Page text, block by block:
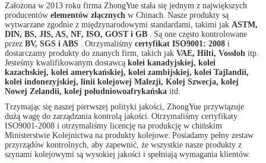
Założona w 2013 roku firma ZhongYue stała się jednym z największych
producentów elementów złącznych w Chinach. Nasze produkty są
wytwarzane zgodnie z międzynarodowymi standardami, takimi jak ASTM,
DIN, BS, JIS, AS, NF, ISO, GOST i GB
Są one często kontrolowane
przez BV, SGS i ABS Otrzymaliśmy certyfikat ISO9001: 2008 i
dostarczamy produkty do znanych firm, takich jak VAE, Hilti, Vossloh itp.
Jesteśmy kwalifikowanym dostawcą kolei kanadyjskiej, kolei
kazachskiej, kolei amerykańskiej, kolei zambijskiej, kolei Tajlandii,
kolei indonezyjskiej, linii kolejowej Malezji, Kolej Szwecja, kolej
Nowej Zelandii, kolej południowoafrykańska itd.
Trzymając się naszej pierwszej polityki jakości, ZhongYue przywiązuje
dużą wagę do zarządzania kontrolą jakości. Otrzymaliśmy certyfikaty
ISO9001-2008 i otrzymaliśmy licencję na produkcję w chińskim
Ministerstwie Kolejnictwa na produkty kolejowe. Posiadamy pełny zestaw
przyrządów kontrolnych, aby zapewnić, że wszystkie nasze produkty z
szynami kolejowymi są wysokiej jakości i spełniają wymagania klientów.